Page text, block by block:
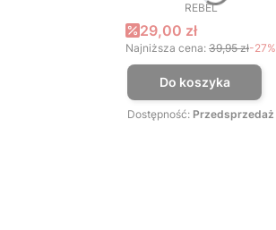
PRODUCENT
REBEL
Cena promocyjna
29,00 zł
Najniższa cena: 39,95 zł-27%
Do koszyka
Dostępność: Przedsprzedaż